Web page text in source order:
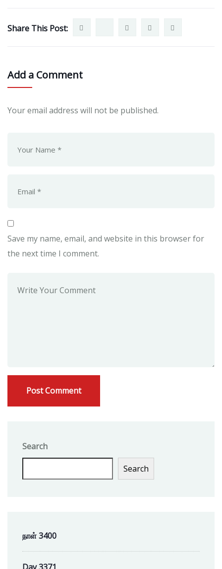
Share This Post:
Add a Comment
Your email address will not be published.
Save my name, email, and website in this browser for
the next time I comment.
Search
Search
நாள் 3400